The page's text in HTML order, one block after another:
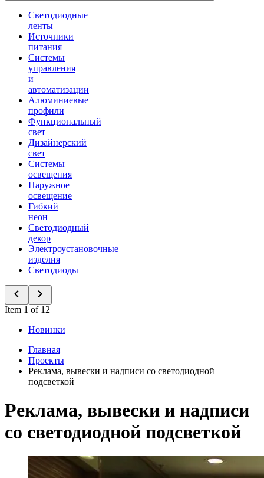
Светодиодные
ленты
Источники
питания
Системы
управления
и
автоматизации
Алюминиевые
профили
Функциональный
свет
Дизайнерский
свет
Системы
освещения
Наружное
освещение
Гибкий
неон
Светодиодный
декор
Электроустановочные
изделия
Светодиоды
Item 1 of 12
Новинки
Главная
Проекты
Реклама, вывески и надписи со светодиодной
подсветкой
Реклама, вывески и надписи
со светодиодной подсветкой